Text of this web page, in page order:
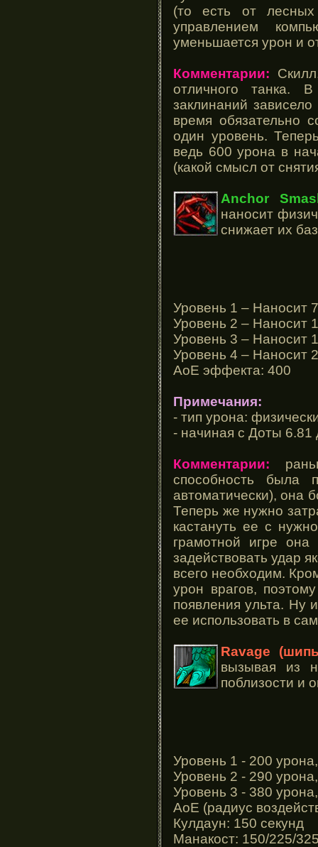
(то есть от
управлением
уменьшается урон и
Комментарии:
отличного танка.
заклинаний
время обязательно
один уровень.
ведь 600 урона в
(какой смысл от
Anchor
наносит
снижает их
Уровень 1 – Наносит
Уровень 2 – Наносит
Уровень 3 – Наносит
Уровень 4 – Наносит
АоЕ эффекта: 400
Примечания:
- тип урона:
- начиная с Доты 6.81
Комментарии:
способность была
автоматически), она
Теперь же нужно
кастануть ее с
грамотной игре она
задействовать удар
всего необходим.
урон врагов,
появления ульта. Ну
ее использовать в
Ravage
вызывая из
поблизости и
Уровень 1 - 200
Уровень 2 - 290
Уровень 3 - 380
АоЕ (радиус
Кулдаун: 150 секунд
Манакост: 150/225/